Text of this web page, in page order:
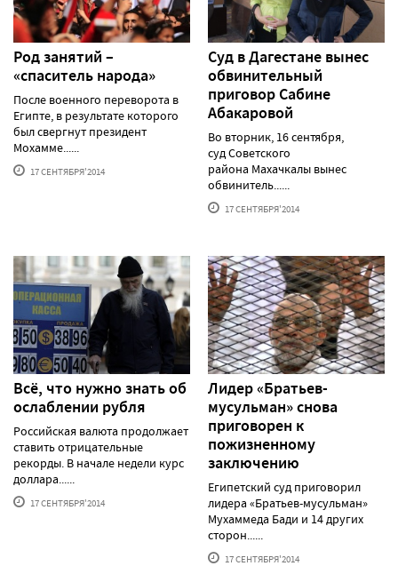
Род занятий –
«спаситель народа»
После военного переворота в
Египте, в результате которого
был свергнут президент
Мохамме......
17 СЕНТЯБРЯ'2014
Суд в Дагестане вынес
обвинительный
приговор Сабине
Абакаровой
Во вторник, 16 сентября,
суд Советского
района Махачкалы вынес
обвинитель......
17 СЕНТЯБРЯ'2014
Всё, что нужно знать об
ослаблении рубля
Российская валюта продолжает
ставить отрицательные
рекорды. В начале недели курс
доллара......
17 СЕНТЯБРЯ'2014
Лидер «Братьев-
мусульман» снова
приговорен к
пожизненному
заключению
Египетский суд приговорил
лидера «Братьев-мусульман»
Мухаммеда Бади и 14 других
сторон......
17 СЕНТЯБРЯ'2014